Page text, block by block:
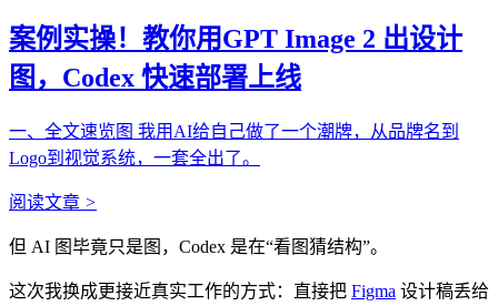
案例实操！教你用GPT Image 2 出设计
图，Codex 快速部署上线
一、全文速览图 我用AI给自己做了一个潮牌，从品牌名到
Logo到视觉系统，一套全出了。
阅读文章 >
但 AI 图毕竟只是图，Codex 是在“看图猜结构”。
这次我换成更接近真实工作的方式：直接把 Figma 设计稿丢给